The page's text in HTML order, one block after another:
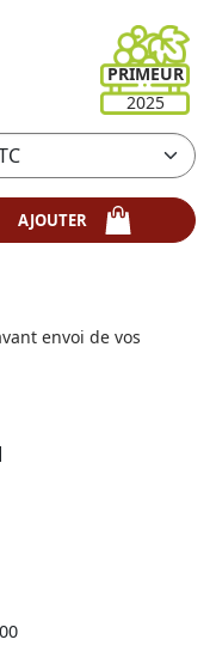
PRIMEUR
2025
envoi de vos